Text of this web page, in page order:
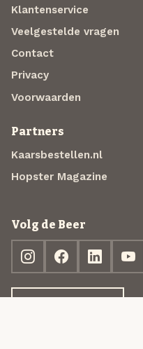
Klantenservice
Veelgestelde vragen
Contact
Privacy
Voorwaarden
Partners
Kaarsbestellen.nl
Hopster Magazine
Volg de Beer